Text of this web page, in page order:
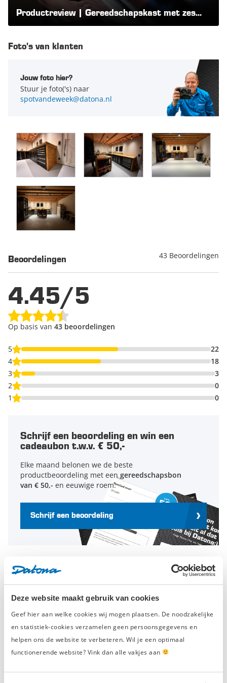
Deze website maakt gebruik van cookies
Geef hier aan welke cookies wij mogen plaatsen. De noodzakelijke
en statistiek-cookies verzamelen geen persoonsgegevens en
helpen ons de website te verbeteren. Wil je een optimaal
functionerende website? Vink dan alle vakjes aan
Afmetingen van de lades:
Laatste drie lades
Productreview | Gereedschapskast met zes
Foto's van klanten
Jouw foto hier?
Stuur je foto('s) naar
spotvandeweek@datona.nl
Beoordelingen 43 Beoordelingen
4.45/5
Op basis van 43 beoordelingen
5
22
4
18
3
3
2
0
1
0
Schrijf een beoordeling en win een
cadeaubon t.w.v. € 50,-
Elke maand belonen we de beste
productbeoordeling met een gereedschapsbon
van € 50,- en eeuwige roem.
Schrijf een beoordeling
Geverifieerde beoordeling
Raadt dit product aan
‘Stabiele werkplaatsladekast 2x met
laden, 2x met deuren’
zaterdag 14 februari 2026